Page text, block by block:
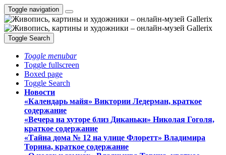
Toggle navigation
Toggle Search
Toggle menubar
Toggle fullscreen
Boxed page
Toggle Search
Новости
«Календарь майя» Виктории Ледерман, краткое
содержание
«Вечера на хуторе близ Диканьки» Николая Гоголя,
краткое содержание
«Тайна дома № 12 на улице Флоретт» Владимира
Торина, краткое содержание